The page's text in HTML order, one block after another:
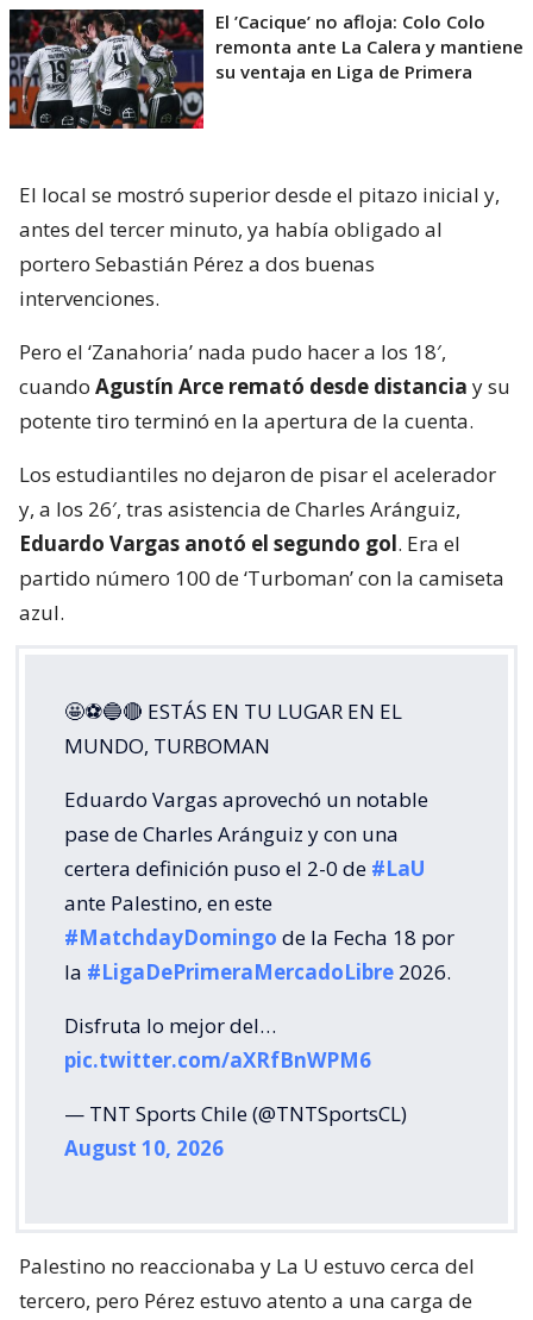
El ’Cacique’ no afloja: Colo Colo
remonta ante La Calera y mantiene
su ventaja en Liga de Primera
El local se mostró superior desde el pitazo inicial y,
antes del tercer minuto, ya había obligado al
portero Sebastián Pérez a dos buenas
intervenciones.
Pero el ‘Zanahoria’ nada pudo hacer a los 18′,
cuando Agustín Arce remató desde distancia y su
potente tiro terminó en la apertura de la cuenta.
Los estudiantiles no dejaron de pisar el acelerador
y, a los 26′, tras asistencia de Charles Aránguiz,
Eduardo Vargas anotó el segundo gol. Era el
partido número 100 de ‘Turboman’ con la camiseta
azul.
🤩⚽🔵🔴 ESTÁS EN TU LUGAR EN EL
MUNDO, TURBOMAN
Eduardo Vargas aprovechó un notable
pase de Charles Aránguiz y con una
certera definición puso el 2-0 de #LaU
ante Palestino, en este
#MatchdayDomingo de la Fecha 18 por
la #LigaDePrimeraMercadoLibre 2026.
Disfruta lo mejor del…
pic.twitter.com/aXRfBnWPM6
— TNT Sports Chile (@TNTSportsCL)
August 10, 2026
Palestino no reaccionaba y La U estuvo cerca del
tercero, pero Pérez estuvo atento a una carga de